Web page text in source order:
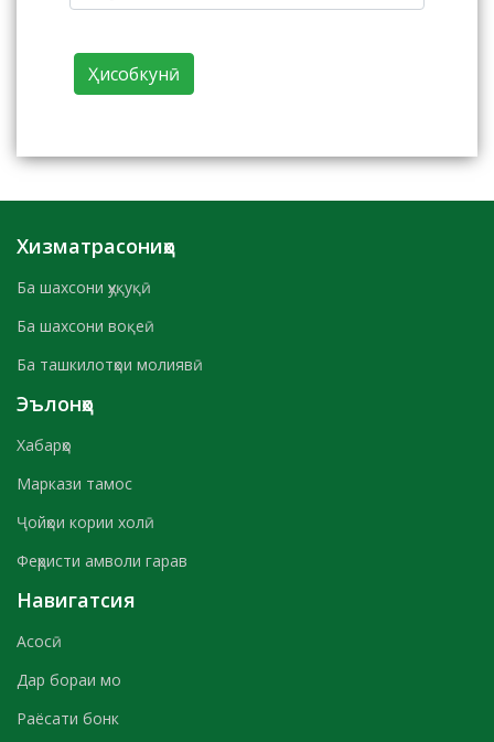
Хизматрасониҳо
Ба шахсони ҳуқуқӣ
Ба шахсони воқеӣ
Ба ташкилотҳои молиявӣ
Эълонҳо
Хабарҳо
Маркази тамос
Ҷойҳои кории холӣ
Феҳристи амволи гарав
Навигатсия
Асосӣ
Дар бораи мо
Раёсати бонк